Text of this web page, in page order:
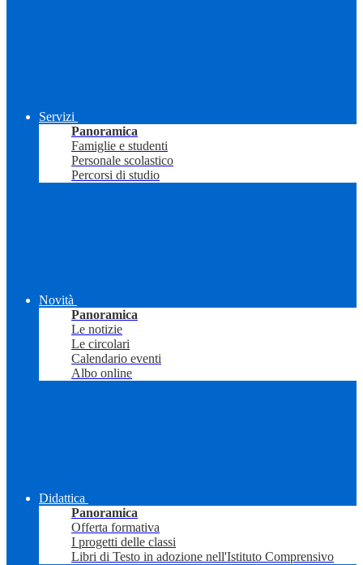
Servizi
Panoramica
Famiglie e studenti
Personale scolastico
Percorsi di studio
Novità
Panoramica
Le notizie
Le circolari
Calendario eventi
Albo online
Didattica
Panoramica
Offerta formativa
I progetti delle classi
Libri di Testo in adozione nell'Istituto Comprensivo